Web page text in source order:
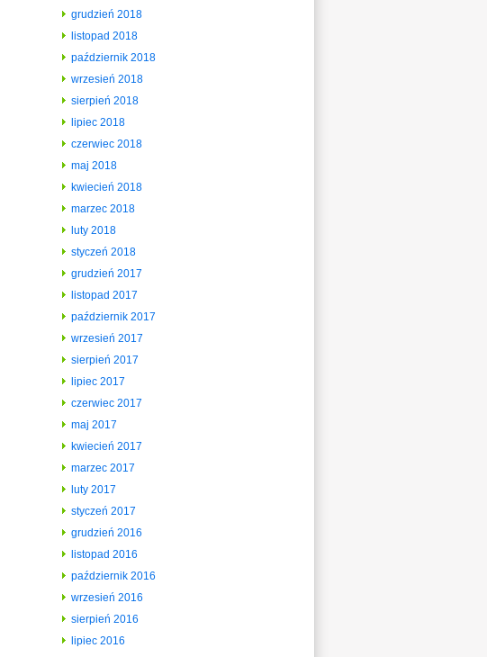
grudzień 2018
listopad 2018
październik 2018
wrzesień 2018
sierpień 2018
lipiec 2018
czerwiec 2018
maj 2018
kwiecień 2018
marzec 2018
luty 2018
styczeń 2018
grudzień 2017
listopad 2017
październik 2017
wrzesień 2017
sierpień 2017
lipiec 2017
czerwiec 2017
maj 2017
kwiecień 2017
marzec 2017
luty 2017
styczeń 2017
grudzień 2016
listopad 2016
październik 2016
wrzesień 2016
sierpień 2016
lipiec 2016